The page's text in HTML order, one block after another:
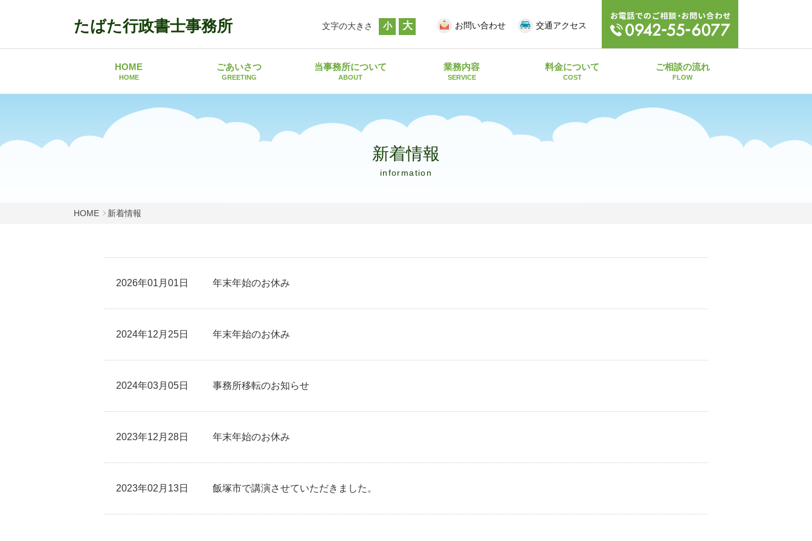
たばた行政書士事務所 お問い合わせ 交通アクセス
文字の大きさ 小 大
HOME
HOME
ごあいさつ
GREETING
当事務所について
ABOUT
業務内容
SERVICE
料金について
COST
ご相談の流れ
FLOW
新着情報
information
HOME 新着情報
2026年01月01日 年末年始のお休み
2024年12月25日 年末年始のお休み
2024年03月05日 事務所移転のお知らせ
2023年12月28日 年末年始のお休み
2023年02月13日 飯塚市で講演させていただきました。